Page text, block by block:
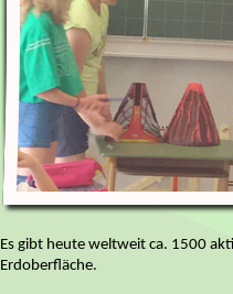
Es gibt heute weltweit ca. 1500
Erdoberfläche.